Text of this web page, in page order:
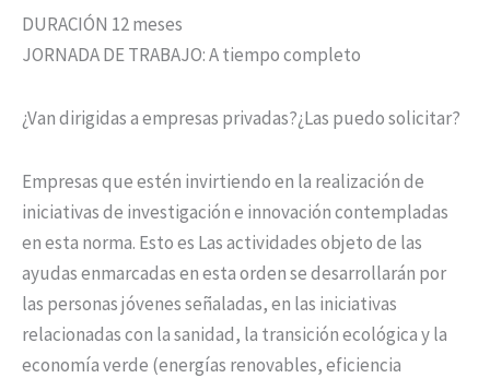
DURACIÓN 12 meses
JORNADA DE TRABAJO: A tiempo completo
¿Van dirigidas a empresas privadas?¿Las puedo solicitar?
Empresas que estén invirtiendo en la realización de
iniciativas de investigación e innovación contempladas
en esta norma. Esto es Las actividades objeto de las
ayudas enmarcadas en esta orden se desarrollarán por
las personas jóvenes señaladas, en las iniciativas
relacionadas con la sanidad, la transición ecológica y la
economía verde (energías renovables, eficiencia